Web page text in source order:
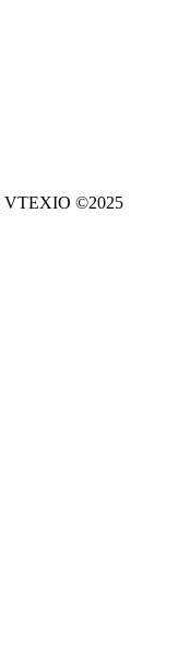
VTEXIO ©2025